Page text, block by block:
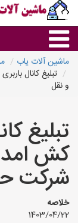
ماشین آلات یاب
تبلیغ کانال
و نقل
تبلیغ
کش
شرکت
خلاصه
1403/04/22